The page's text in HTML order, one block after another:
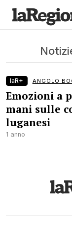
laR+ ANGOLO
Emozioni a
mani sulle
luganesi
1 anno